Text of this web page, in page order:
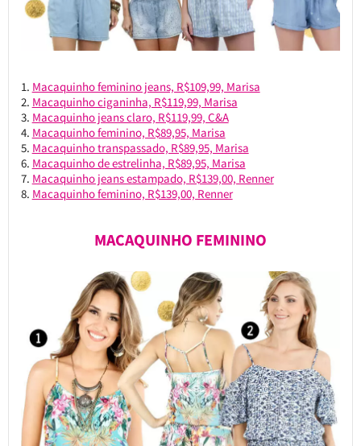
Macaquinho feminino jeans, R$109,99, Marisa
Macaquinho ciganinha, R$119,99, Marisa
Macaquinho jeans claro, R$119,99, C&A
Macaquinho feminino, R$89,95, Marisa
Macaquinho transpassado, R$89,95, Marisa
Macaquinho de estrelinha, R$89,95, Marisa
Macaquinho jeans estampado, R$139,00, Renner
Macaquinho feminino, R$139,00, Renner
MACAQUINHO FEMININO